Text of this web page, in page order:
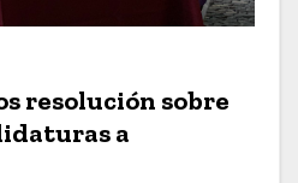
resolución sobre
a